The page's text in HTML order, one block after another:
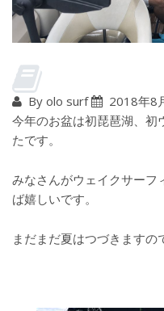
By olo surf
2018年8
今年のお盆は初琵琶湖、初
たです。
みなさんがウェイクサーフ
ば嬉しいです。
まだまだ夏はつづきますの